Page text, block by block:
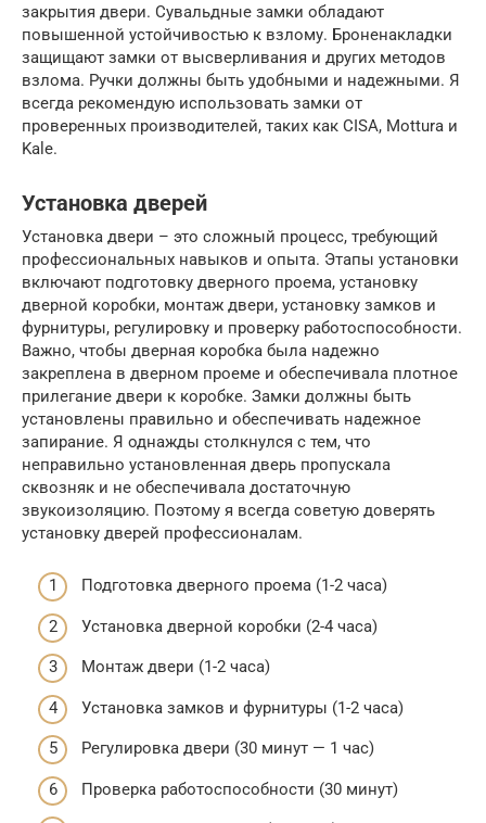
закрытия двери. Сувальдные замки обладают
повышенной устойчивостью к взлому. Броненакладки
защищают замки от высверливания и других методов
взлома. Ручки должны быть удобными и надежными. Я
всегда рекомендую использовать замки от
проверенных производителей, таких как CISA, Mottura и
Kale.
Установка дверей
Установка двери – это сложный процесс, требующий
профессиональных навыков и опыта. Этапы установки
включают подготовку дверного проема, установку
дверной коробки, монтаж двери, установку замков и
фурнитуры, регулировку и проверку работоспособности.
Важно, чтобы дверная коробка была надежно
закреплена в дверном проеме и обеспечивала плотное
прилегание двери к коробке. Замки должны быть
установлены правильно и обеспечивать надежное
запирание. Я однажды столкнулся с тем, что
неправильно установленная дверь пропускала
сквозняк и не обеспечивала достаточную
звукоизоляцию. Поэтому я всегда советую доверять
установку дверей профессионалам.
Подготовка дверного проема (1-2 часа)
Установка дверной коробки (2-4 часа)
Монтаж двери (1-2 часа)
Установка замков и фурнитуры (1-2 часа)
Регулировка двери (30 минут — 1 час)
Проверка работоспособности (30 минут)